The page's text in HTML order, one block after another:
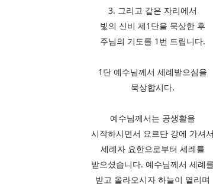
3. 그리고 같은 자리에서
빛의 신비 제1단을 묵상한 후
주님의 기도를 1번 드립니다.
1단 예수님께서 세례받으심을
묵상합시다.
예수님께서는 공생활을
시작하시면서 요르단 강에 가셔서
세례자 요한으로부터 세례를
받으셨습니다. 예수님께서 세례를
받고 올라오시자 하늘이 열리며